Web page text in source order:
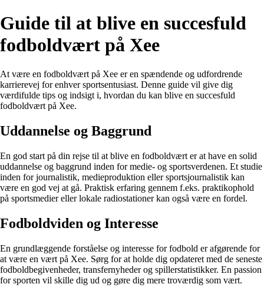
Guide til at blive en succesfuld
fodboldvært på Xee
At være en fodboldvært på Xee er en spændende og udfordrende
karrierevej for enhver sportsentusiast. Denne guide vil give dig
værdifulde tips og indsigt i, hvordan du kan blive en succesfuld
fodboldvært på Xee.
Uddannelse og Baggrund
En god start på din rejse til at blive en fodboldvært er at have en solid
uddannelse og baggrund inden for medie- og sportsverdenen. Et studie
inden for journalistik, medieproduktion eller sportsjournalistik kan
være en god vej at gå. Praktisk erfaring gennem f.eks. praktikophold
på sportsmedier eller lokale radiostationer kan også være en fordel.
Fodboldviden og Interesse
En grundlæggende forståelse og interesse for fodbold er afgørende for
at være en vært på Xee. Sørg for at holde dig opdateret med de seneste
fodboldbegivenheder, transfernyheder og spillerstatistikker. En passion
for sporten vil skille dig ud og gøre dig mere troværdig som vært.